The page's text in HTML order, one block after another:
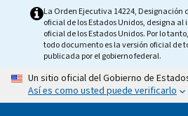
La Orden Ejecutiva 14224, Designación
oficial de los Estados Unidos, designa
oficial de los Estados Unidos. Por lo
todo documento es la versión oficial de
publicada por el gobierno federal.
Un sitio oficial del Gobierno de
Así es como usted puede verificarlo